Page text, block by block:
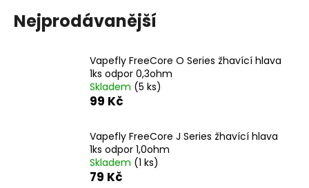
Nejprodávanější
Vapefly FreeCore O Series žhavící hlava
1ks odpor 0,3ohm
Skladem (5 ks)
99 Kč
Vapefly FreeCore J Series žhavící hlava
1ks odpor 1,0ohm
Skladem (1 ks)
79 Kč
t